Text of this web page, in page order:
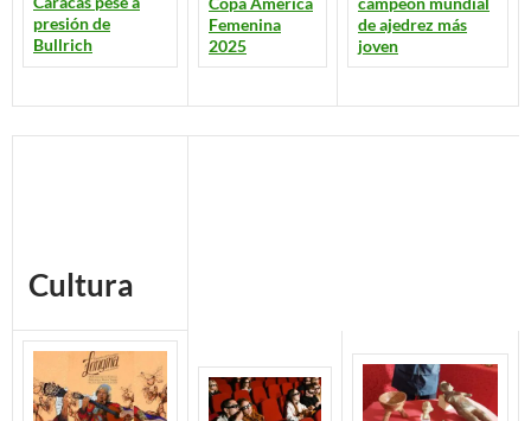
presión de
Bullrich
Femenina
2025
de ajedrez más
joven
Cultura